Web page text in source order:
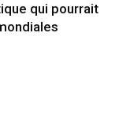
qui pourrait